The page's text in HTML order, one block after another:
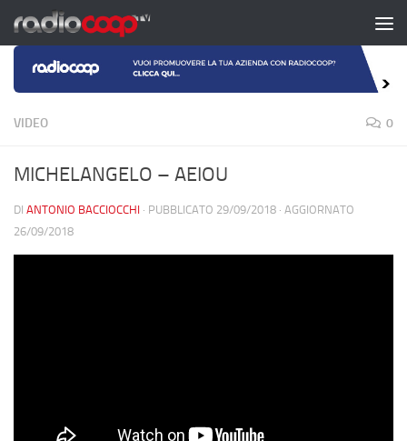
Salta al contenuto
VIDEO 0
MICHELANGELO – AEIOU
DI ANTONIO BACCIOCCHI · PUBBLICATO 29/09/2018 · AGGIORNATO
26/09/2018